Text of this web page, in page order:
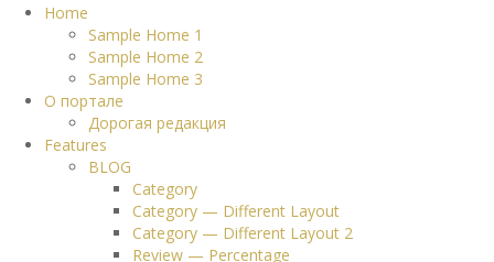
Home
Sample Home 1
Sample Home 2
Sample Home 3
О портале
Дорогая редакция
Features
BLOG
Category
Category — Different Layout
Category — Different Layout 2
Review — Percentage